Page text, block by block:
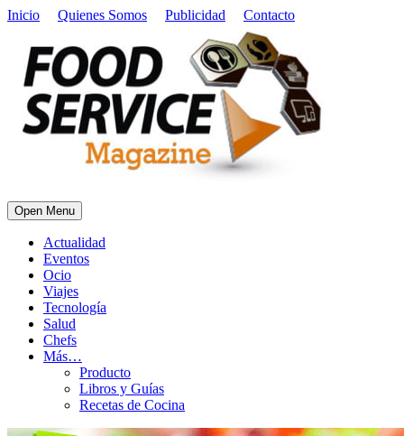
Inicio Quienes Somos Publicidad Contacto
Open Menu
Actualidad
Eventos
Ocio
Viajes
Tecnología
Salud
Chefs
Más…
Producto
Libros y Guías
Recetas de Cocina